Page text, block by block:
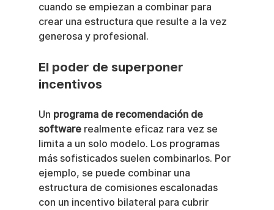
cuando se empiezan a combinar para
crear una estructura que resulte a la vez
generosa y profesional.
El poder de superponer
incentivos
Un programa de recomendación de
software realmente eficaz rara vez se
limita a un solo modelo. Los programas
más sofisticados suelen combinarlos. Por
ejemplo, se puede combinar una
estructura de comisiones escalonadas
con un incentivo bilateral para cubrir